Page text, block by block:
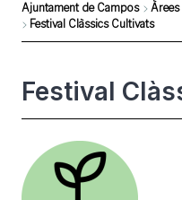
Sobrescribir
de
ayuda
la
Ajuntament de Campos Àrees
Festival Clàssics Cultivats
Festival
Foto